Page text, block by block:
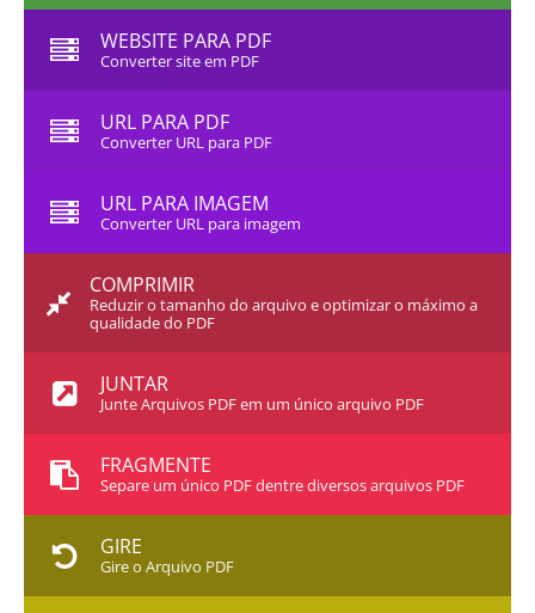
WEBSITE PARA PDF
Converter site em PDF
URL PARA PDF
Converter URL para PDF
URL PARA IMAGEM
Converter URL para imagem
COMPRIMIR
Reduzir o tamanho do arquivo e optimizar o máximo a
qualidade do PDF
JUNTAR
Junte Arquivos PDF em um único arquivo PDF
FRAGMENTE
Separe um único PDF dentre diversos arquivos PDF
GIRE
Gire o Arquivo PDF